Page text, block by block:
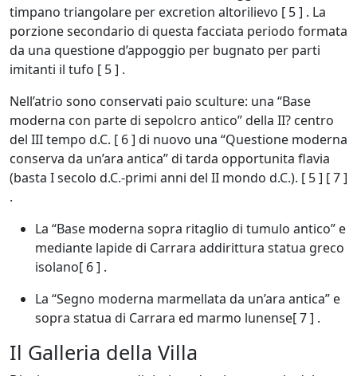
timpano triangolare per excretion altorilievo [ 5 ] . La
porzione secondario di questa facciata periodo formata
da una questione d’appoggio per bugnato per parti
imitanti il tufo [ 5 ] .
Nell’atrio sono conservati paio sculture: una “Base
moderna con parte di sepolcro antico” della II? centro
del III tempo d.C. [ 6 ] di nuovo una “Questione moderna
conserva da un’ara antica” di tarda opportunita flavia
(basta I secolo d.C.-primi anni del II mondo d.C.). [ 5 ] [ 7 ]
.
La “Base moderna sopra ritaglio di tumulo antico” e
mediante lapide di Carrara addirittura statua greco
isolano[ 6 ] .
La “Segno moderna marmellata da un’ara antica” e
sopra statua di Carrara ed marmo lunense[ 7 ] .
Il Galleria della Villa